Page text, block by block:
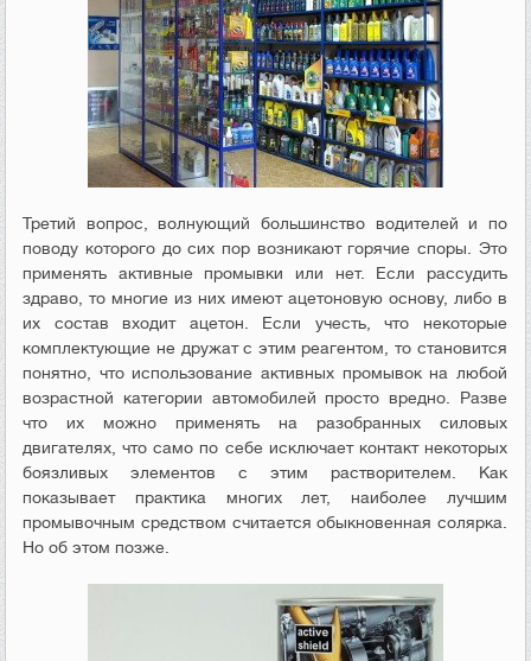
Третий вопрос, волнующий большинство водителей и по
поводу которого до сих пор возникают горячие споры. Это
применять активные промывки или нет. Если рассудить
здраво, то многие из них имеют ацетоновую основу, либо в
их состав входит ацетон. Если учесть, что некоторые
комплектующие не дружат с этим реагентом, то становится
понятно, что использование активных промывок на любой
возрастной категории автомобилей просто вредно. Разве
что их можно применять на разобранных силовых
двигателях, что само по себе исключает контакт некоторых
боязливых элементов с этим растворителем. Как
показывает практика многих лет, наиболее лучшим
промывочным средством считается обыкновенная солярка.
Но об этом позже.